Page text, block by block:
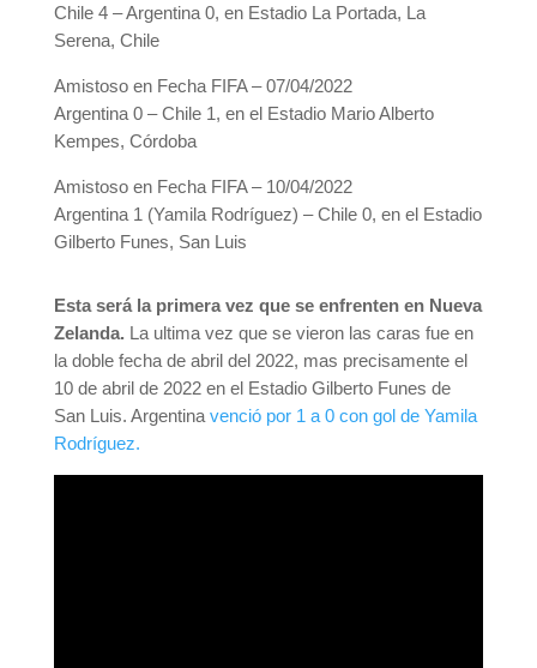
Chile 4 – Argentina 0, en Estadio La Portada, La
Serena, Chile
Amistoso en Fecha FIFA – 07/04/2022
Argentina 0 – Chile 1, en el Estadio Mario Alberto
Kempes, Córdoba
Amistoso en Fecha FIFA – 10/04/2022
Argentina 1 (Yamila Rodríguez) – Chile 0, en el Estadio
Gilberto Funes, San Luis
Esta será la primera vez que se enfrenten en Nueva
Zelanda. La ultima vez que se vieron las caras fue en
la doble fecha de abril del 2022, mas precisamente el
10 de abril de 2022 en el Estadio Gilberto Funes de
San Luis. Argentina venció por 1 a 0 con gol de Yamila
Rodríguez.